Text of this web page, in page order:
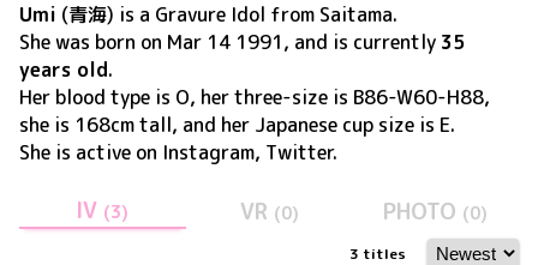
Umi (青海) is a Gravure Idol from Saitama.
She was born on Mar 14 1991, and is currently 35
years old.
Her blood type is O, her three-size is B86-W60-H88,
she is 168cm tall, and her Japanese cup size is E.
She is active on Instagram, Twitter.
IV (3) VR (0) PHOTO (0)
3 titles